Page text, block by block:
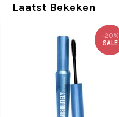
Laatst Bekeken
-20%
SALE